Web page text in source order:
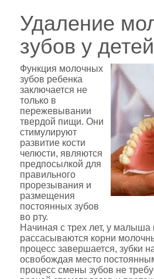
Удаление
зубов у детей
Функция молочных
зубов ребенка
заключается не
только в
пережевывании
твердой пищи. Они
стимулируют
развитие кости
челюсти, являются
предпосылкой для
правильного
прорезывания и
размещения
постоянных зубов
во рту.
Начиная с трех лет, у малыша
рассасываются корни
процесс завершается, зубки
освобождая место
процесс смены зубов не